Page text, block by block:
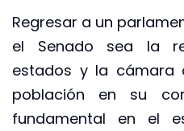
Regresar a un
el Senado sea la
estados y la cámara
población en su
fundamental en el